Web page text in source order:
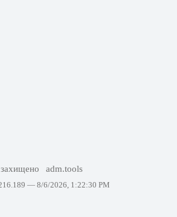
захищено adm.tools
— 8/6/2026, 1:22:30 PM